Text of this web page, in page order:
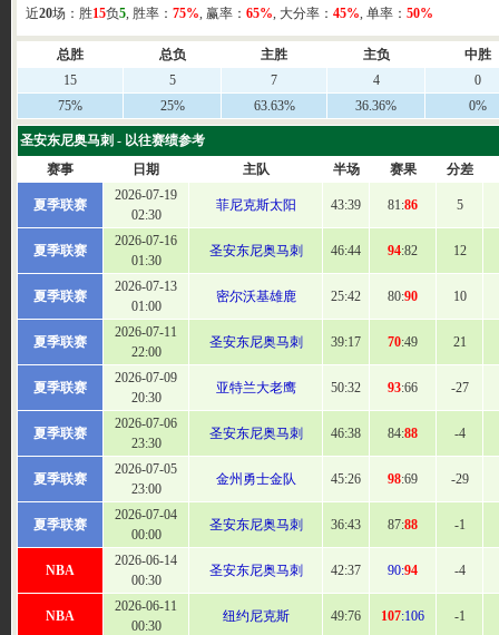
近20场：胜15负5, 胜率： 75%, 赢率： 65%, 大分率： 45%, 单率： 50%
总胜 总负 主胜 主负
中胜
15
5 7 4
0
75%
25% 63.63% 36.36% 0%
圣安东尼奥马刺 - 以往赛绩参考
赛事
日期 主队 半场 赛果 分差
夏季联赛
2026-07-19
02:30
菲尼克斯太阳 43:39 81:86 5
夏季联赛
2026-07-16
01:30
圣安东尼奥马刺 46:44 94:82 12
夏季联赛
2026-07-13
01:00
密尔沃基雄鹿 25:42 80:90 10
夏季联赛
2026-07-11
22:00
圣安东尼奥马刺 39:17 70:49 21
夏季联赛
2026-07-09
20:30
亚特兰大老鹰 50:32 93:66 -27
夏季联赛
2026-07-06
23:30
圣安东尼奥马刺 46:38 84:88 -4
夏季联赛
2026-07-05
23:00
金州勇士金队 45:26 98:69 -29
夏季联赛
2026-07-04
00:00
圣安东尼奥马刺 36:43 87:88 -1
NBA
2026-06-14
00:30
圣安东尼奥马刺 42:37 90:94 -4
NBA
2026-06-11
00:30
纽约尼克斯 49:76 107:106 -1